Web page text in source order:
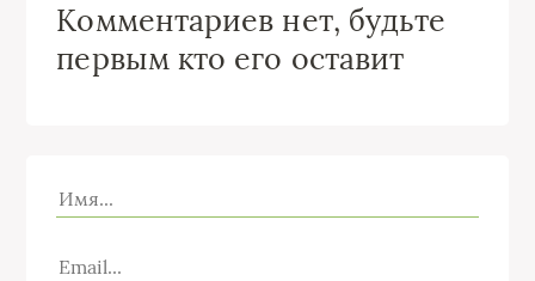
Комментариев нет, будьте
первым кто его оставит